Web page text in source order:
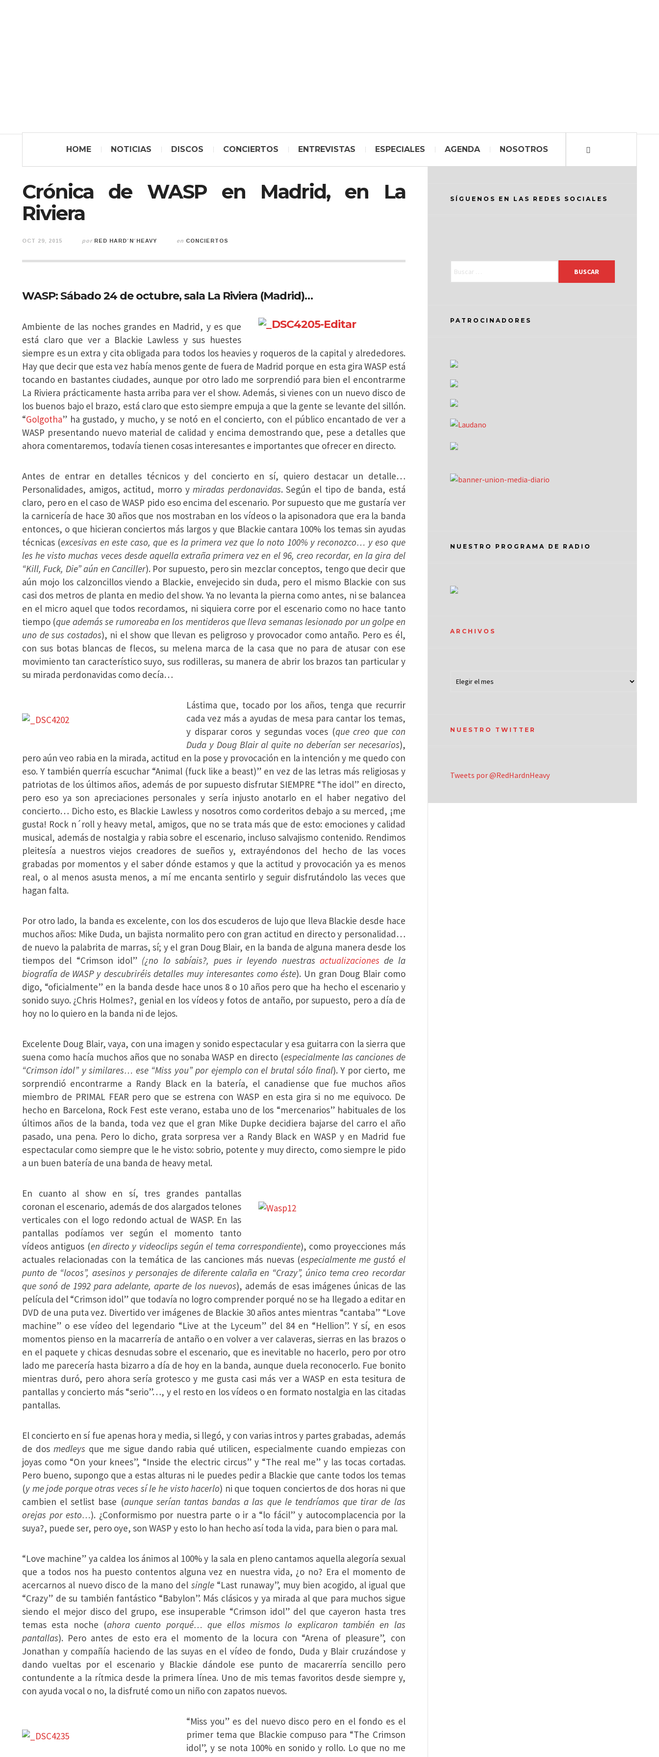
HOME NOTICIAS DISCOS CONCIERTOS ENTREVISTAS ESPECIALES AGENDA NOSOTROS
Crónica de WASP en Madrid, en La
Riviera
OCT 29, 2015 por RED HARD´N´HEAVY en CONCIERTOS
WASP: Sábado 24 de octubre, sala La Riviera (Madrid)…
Ambiente de las noches grandes en Madrid, y es que
está claro que ver a Blackie Lawless y sus huestes
siempre es un extra y cita obligada para todos los heavies y roqueros de la capital y alrededores.
Hay que decir que esta vez había menos gente de fuera de Madrid porque en esta gira WASP está
tocando en bastantes ciudades, aunque por otro lado me sorprendió para bien el encontrarme
La Riviera prácticamente hasta arriba para ver el show. Además, si vienes con un nuevo disco de
los buenos bajo el brazo, está claro que esto siempre empuja a que la gente se levante del sillón.
“Golgotha” ha gustado, y mucho, y se notó en el concierto, con el público encantado de ver a
WASP presentando nuevo material de calidad y encima demostrando que, pese a detalles que
ahora comentaremos, todavía tienen cosas interesantes e importantes que ofrecer en directo.
Antes de entrar en detalles técnicos y del concierto en sí, quiero destacar un detalle…
Personalidades, amigos, actitud, morro ymiradas perdonavidas. Según el tipo de banda, está
claro, pero en el caso de WASP pido eso encima del escenario. Por supuesto que me gustaría ver
la carnicería de hace 30 años que nos mostraban en los vídeos o la apisonadora que era la banda
entonces, o que hicieran conciertos más largos y que Blackie cantara 100% los temas sin ayudas
técnicas (excesivas en este caso, que es la primera vez que lo noto 100% y reconozco… y eso que
les he visto muchas veces desde aquella extraña primera vez en el 96, creo recordar, en la gira del
“Kill, Fuck, Die” aún en Canciller). Por supuesto, pero sin mezclar conceptos, tengo que decir que
aún mojo los calzoncillos viendo a Blackie, envejecido sin duda, pero el mismo Blackie con sus
casi dos metros de planta en medio del show. Ya no levanta la pierna como antes, ni se balancea
en el micro aquel que todos recordamos, ni siquiera corre por el escenario como no hace tanto
tiempo (que además se rumoreaba en los mentideros que lleva semanas lesionado por un golpe en
uno de sus costados), ni el show que llevan es peligroso y provocador como antaño. Pero es él,
con sus botas blancas de flecos, su melena marca de la casa que no para de atusar con ese
movimiento tan característico suyo, sus rodilleras, su manera de abrir los brazos tan particular y
su mirada perdonavidas como decía…
Lástima que, tocado por los años, tenga que recurrir
cada vez más a ayudas de mesa para cantar los temas,
y disparar coros y segundas voces (que creo que con
Duda y Doug Blair al quite no deberían ser necesarios),
pero aún veo rabia en la mirada, actitud en la pose y provocación en la intención y me quedo con
eso. Y también querría escuchar “Animal (fuck like a beast)” en vez de las letras más religiosas y
patriotas de los últimos años, además de por supuesto disfrutar SIEMPRE “The idol” en directo,
pero eso ya son apreciaciones personales y sería injusto anotarlo en el haber negativo del
concierto… Dicho esto, es Blackie Lawless y nosotros como corderitos debajo a su merced, ¡me
gusta! Rock n´roll y heavy metal, amigos, que no se trata más que de esto: emociones y calidad
musical, además de nostalgia y rabia sobre el escenario, incluso salvajismo contenido. Rendimos
pleitesía a nuestros viejos creadores de sueños y, extrayéndonos del hecho de las voces
grabadas por momentos y el saber dónde estamos y que la actitud y provocación ya es menos
real, o al menos asusta menos, a mí me encanta sentirlo y seguir disfrutándolo las veces que
hagan falta.
Por otro lado, la banda es excelente, con los dos escuderos de lujo que lleva Blackie desde hace
muchos años: Mike Duda, un bajista normalito pero con gran actitud en directo y personalidad…
de nuevo la palabrita de marras, sí; y el gran Doug Blair, en la banda de alguna manera desde los
tiempos del “Crimson idol” (¿no lo sabíais?, pues ir leyendo nuestras actualizaciones de la
biografía de WASP y descubriréis detalles muy interesantes como éste). Un gran Doug Blair como
digo, “oficialmente” en la banda desde hace unos 8 o 10 años pero que ha hecho el escenario y
sonido suyo. ¿Chris Holmes?, genial en los vídeos y fotos de antaño, por supuesto, pero a día de
hoy no lo quiero en la banda ni de lejos.
Excelente Doug Blair, vaya, con una imagen y sonido espectacular y esa guitarra con la sierra que
suena como hacía muchos años que no sonaba WASP en directo (especialmente las canciones de
“Crimson idol” y similares… ese “Miss you” por ejemplo con el brutal sólo final). Y por cierto, me
sorprendió encontrarme a Randy Black en la batería, el canadiense que fue muchos años
miembro de PRIMAL FEAR pero que se estrena con WASP en esta gira si no me equivoco. De
hecho en Barcelona, Rock Fest este verano, estaba uno de los “mercenarios” habituales de los
últimos años de la banda, toda vez que el gran Mike Dupke decidiera bajarse del carro el año
pasado, una pena. Pero lo dicho, grata sorpresa ver a Randy Black en WASP y en Madrid fue
espectacular como siempre que le he visto: sobrio, potente y muy directo, como siempre le pido
a un buen batería de una banda de heavy metal.
En cuanto al show en sí, tres grandes pantallas
coronan el escenario, además de dos alargados telones
verticales con el logo redondo actual de WASP. En las
pantallas podíamos ver según el momento tanto
vídeos antiguos (en directo y videoclips según el tema correspondiente), como proyecciones más
actuales relacionadas con la temática de las canciones más nuevas (especialmente me gustó el
punto de “locos”, asesinos y personajes de diferente calaña en “Crazy”, único tema creo recordar
que sonó de 1992 para adelante, aparte de los nuevos), además de esas imágenes únicas de las
película del “Crimson idol” que todavía no logro comprender porqué no se ha llegado a editar en
DVD de una puta vez. Divertido ver imágenes de Blackie 30 años antes mientras “cantaba” “Love
machine” o ese vídeo del legendario “Live at the Lyceum” del 84 en “Hellion”. Y sí, en esos
momentos pienso en la macarrería de antaño o en volver a ver calaveras, sierras en las brazos o
en el paquete y chicas desnudas sobre el escenario, que es inevitable no hacerlo, pero por otro
lado me parecería hasta bizarro a día de hoy en la banda, aunque duela reconocerlo. Fue bonito
mientras duró, pero ahora sería grotesco y me gusta casi más ver a WASP en esta tesitura de
pantallas y concierto más “serio”…, y el resto en los vídeos o en formato nostalgia en las citadas
pantallas.
El concierto en sí fue apenas hora y media, si llegó, y con varias intros y partes grabadas, además
de dosmedleys que me sigue dando rabia qué utilicen, especialmente cuando empiezas con
joyas como “On your knees”, “Inside the electric circus” y “The real me” y las tocas cortadas.
Pero bueno, supongo que a estas alturas ni le puedes pedir a Blackie que cante todos los temas
(y me jode porque otras veces sí le he visto hacerlo) ni que toquen conciertos de dos horas ni que
cambien el setlist base (aunque serían tantas bandas a las que le tendríamos que tirar de las
orejas por esto…). ¿Conformismo por nuestra parte o ir a “lo fácil” y autocomplacencia por la
suya?, puede ser, pero oye, son WASP y esto lo han hecho así toda la vida, para bien o para mal.
“Love machine” ya caldea los ánimos al 100% y la sala en pleno cantamos aquella alegoría sexual
que a todos nos ha puesto contentos alguna vez en nuestra vida, ¿o no? Era el momento de
acercarnos al nuevo disco de la mano del single“Last runaway”, muy bien acogido, al igual que
“Crazy” de su también fantástico “Babylon”. Más clásicos y ya mirada al que para muchos sigue
siendo el mejor disco del grupo, ese insuperable “Crimson idol” del que cayeron hasta tres
temas esta noche (ahora cuento porqué… que ellos mismos lo explicaron también en las
pantallas). Pero antes de esto era el momento de la locura con “Arena of pleasure”, con
Jonathan y compañía haciendo de las suyas en el vídeo de fondo, Duda y Blair cruzándose y
dando vueltas por el escenario y Blackie dándole ese punto de macarerría sencillo pero
contundente a la rítmica desde la primera línea. Uno de mis temas favoritos desde siempre y,
con ayuda vocal o no, la disfruté como un niño con zapatos nuevos.
“Miss you” es del nuevo disco pero en el fondo es el
primer tema que Blackie compuso para “The Crimson
idol”, y se nota 100% en sonido y rollo. Lo que no me
SÍGUENOS EN LAS REDES SOCIALES
PATROCINADORES
NUESTRO PROGRAMA DE RADIO
ARCHIVOS
NUESTRO TWITTER
Tweets por @RedHardnHeavy